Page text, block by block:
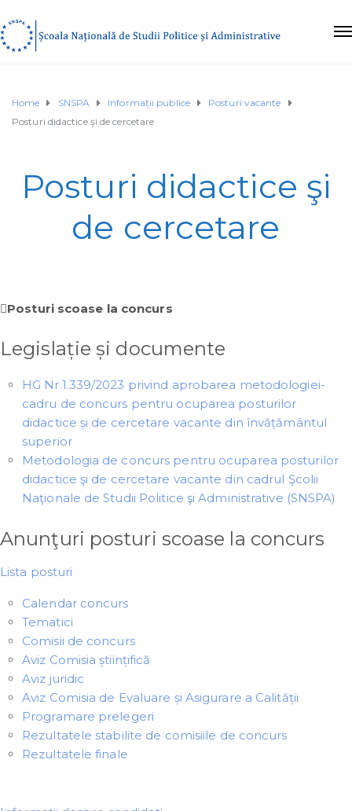
Home SNSPA Informații publice
Posturi vacante
Posturi didactice şi de cercetare
Posturi didactice şi
de cercetare
Posturi scoase la concurs
Legislație și documente
HG Nr.1.339/2023 privind aprobarea metodologiei-
cadru de concurs pentru ocuparea posturilor
didactice și de cercetare vacante din învățământul
superior
Metodologia de concurs pentru ocuparea posturilor
didactice şi de cercetare vacante din cadrul Şcolii
Naţionale de Studii Politice şi Administrative (SNSPA)
Anunţuri posturi scoase la concurs
Lista posturi
Calendar concurs
Tematici
Comisii de concurs
Aviz Comisia științifică
Aviz juridic
Aviz Comisia de Evaluare și Asigurare a Calității
Programare prelegeri
Rezultatele stabilite de comisiile de concurs
Rezultatele finale